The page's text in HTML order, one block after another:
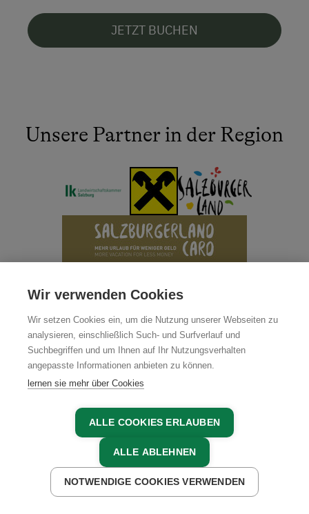
JETZT BUCHEN
Unsere Partner in der Region
JETZT ANFRAGEN JETZT BUCHEN
MITGLIEDER
Wir verwenden Cookies
Wir setzen Cookies ein, um die Nutzung unserer Webseiten zu
analysieren, einschließlich Such- und Surfverlauf und
Suchbegriffen und um Ihnen auf Ihr Nutzungsverhalten
angepasste Informationen anbieten zu können.
lernen sie mehr über Cookies
ALLE COOKIES ERLAUBEN
ALLE ABLEHNEN
NOTWENDIGE COOKIES VERWENDEN